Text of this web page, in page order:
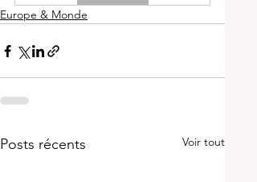
Europe & Monde
Posts récents Voir tout